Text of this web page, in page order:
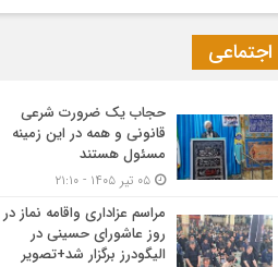
اجتماعی
حجاب یک ضرورت شرعی
قانونی و همه در این زمینه
مسئول هستند
مراسم عزاداری واقامه نماز در
روز عاشورای حسینی در
الیگودرز برگزار شد+تصویر